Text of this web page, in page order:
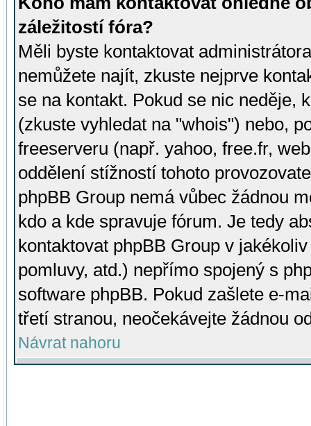
záležitostí fóra?
Měli byste kontaktovat
nemůžete najít, zkuste nejprve
se na kontakt. Pokud se nic neděje,
(zkuste vyhledat na "whois") nebo,
freeserveru (např. yahoo, free.fr,
oddělení stížností tohoto
phpBB Group nemá vůbec žádnou
kdo a kde spravuje fórum. Je tedy
kontaktovat phpBB Group v
pomluvy, atd.) nepřímo spojený s
software phpBB. Pokud zašlete e-
třetí stranou, neočekávejte žádnou
Návrat nahoru